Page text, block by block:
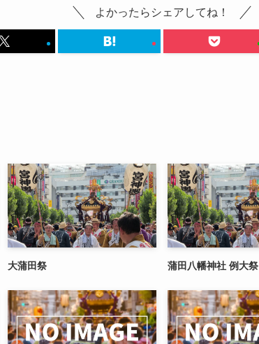
よかったらシェアしてね！
大蒲田祭 蒲田八幡神社 例大祭